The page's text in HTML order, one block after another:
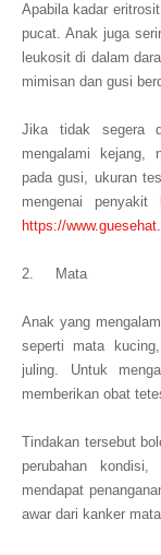
Apabila kadar
pucat. Anak juga
leukosit di dalam
mimisan dan gusi
Jika tidak segera
mengalami kejang,
pada gusi, ukuran
mengenai
https://
2. Mata
Anak yang
seperti mata
juling. Untuk
memberikan obat
Tindakan tersebut
perubahan
mendapat
awar dari kanker